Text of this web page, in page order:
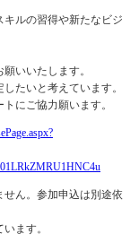
ルの習得や新たなビジ
いいたします。
たいと考えています。
にご協力願います。
ん。参加申込は別途依
ます。